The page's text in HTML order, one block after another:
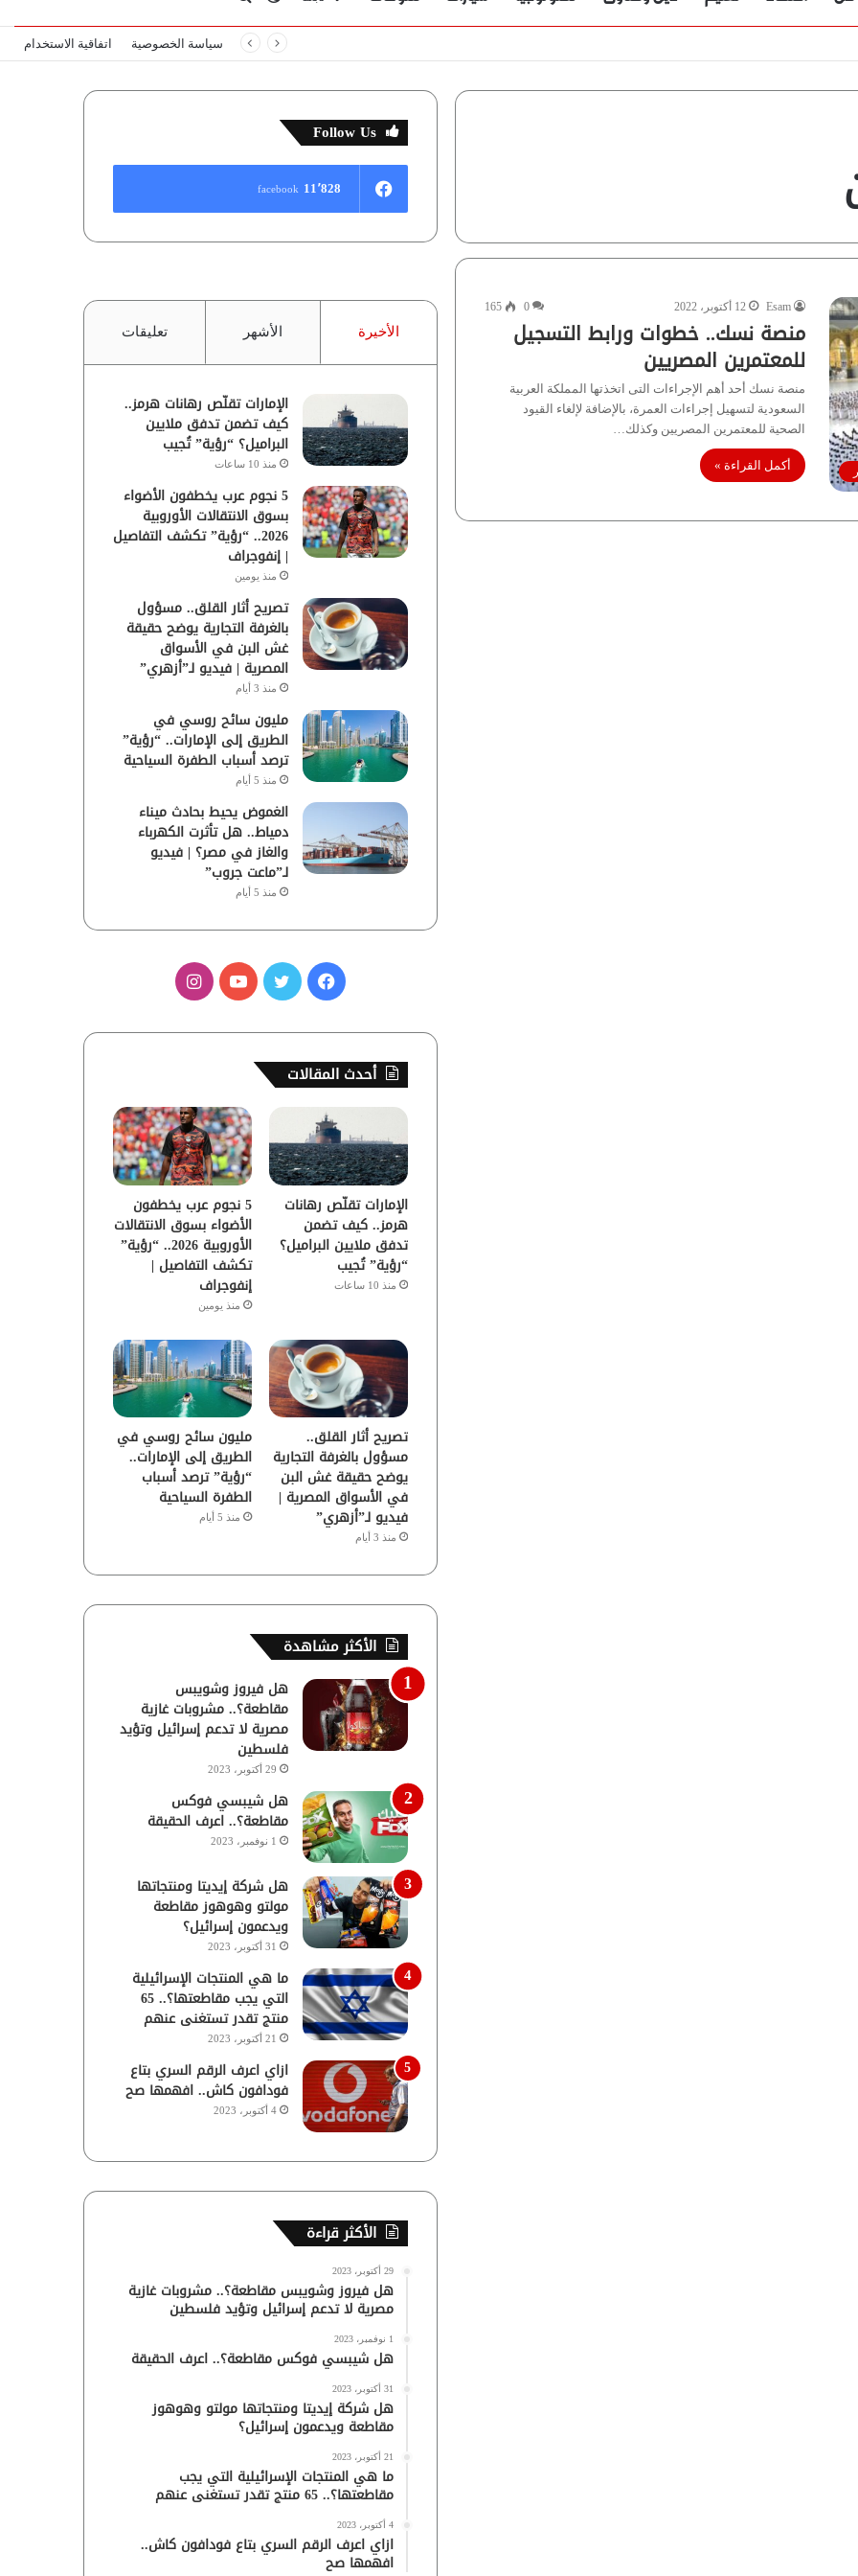
عنالمظلم
سياسة الخصوصية اتفاقية الاستخدام
Esam 12 أكتوبر، 2022 0
165
منصة نسك.. خطوات ورابط التسجيل
للمعتمرين المصريين
منصة نسك أحد أهم الإجراءات التى اتخذتها المملكة العربية
السعودية لتسهيل إجراءات العمرة، بالإضافة لإلغاء القيود
الصحية للمعتمرين المصريين وكذلك…
أكمل القراءة »
Follow Us
11٬828 facebook
الأخيرة الأشهر تعليقات
الإمارات تقلّص رهانات هرمز..
كيف تضمن تدفق ملايين
البراميل؟ “رؤية” تُجيب
منذ 10 ساعات
5 نجوم عرب يخطفون الأضواء
بسوق الانتقالات الأوروبية
2026.. “رؤية” تكشف التفاصيل
| إنفوجراف
منذ يومين
تصريح أثار القلق.. مسؤول
بالغرفة التجارية يوضح حقيقة
غش البن في الأسواق
المصرية | فيديو لـ”أزهري”
منذ 3 أيام
مليون سائح روسي في
الطريق إلى الإمارات.. “رؤية”
ترصد أسباب الطفرة السياحية
منذ 5 أيام
الغموض يحيط بحادث ميناء
دمياط.. هل تأثرت الكهرباء
والغاز في مصر؟ | فيديو
لـ”ماعت جروب”
منذ 5 أيام
ف
س
و
ك
ي
و
ب
ا
ق
ر
ا
م
أحدث المقالات
الإمارات تقلّص رهانات
هرمز.. كيف تضمن
تدفق ملايين البراميل؟
“رؤية” تُجيب
منذ 10 ساعات
5 نجوم عرب يخطفون
الأضواء بسوق الانتقالات
الأوروبية 2026.. “رؤية”
تكشف التفاصيل |
إنفوجراف
منذ يومين
تصريح أثار القلق..
مسؤول بالغرفة التجارية
يوضح حقيقة غش البن
في الأسواق المصرية |
فيديو لـ”أزهري”
منذ 3 أيام
مليون سائح روسي في
الطريق إلى الإمارات..
“رؤية” ترصد أسباب
الطفرة السياحية
منذ 5 أيام
الأكثر مشاهدة
هل فيروز وشويبس
مقاطعة؟.. مشروبات غازية
مصرية لا تدعم إسرائيل وتؤيد
فلسطين
29 أكتوبر، 2023
هل شيبسي فوكس
مقاطعة؟.. اعرف الحقيقة
1 نوفمبر، 2023
هل شركة إيديتا ومنتجاتها
مولتو وهوهوز مقاطعة
ويدعمون إسرائيل؟
31 أكتوبر، 2023
ما هي المنتجات الإسرائيلية
التي يجب مقاطعتها؟.. 65
منتج تقدر تستغنى عنهم
21 أكتوبر، 2023
ازاي اعرف الرقم السري بتاع
فودافون كاش.. افهمها صح
4 أكتوبر، 2023
الأكثر قراءة
29 أكتوبر، 2023
هل فيروز وشويبس مقاطعة؟.. مشروبات غازية
مصرية لا تدعم إسرائيل وتؤيد فلسطين
1 نوفمبر، 2023
هل شيبسي فوكس مقاطعة؟.. اعرف الحقيقة
31 أكتوبر، 2023
هل شركة إيديتا ومنتجاتها مولتو وهوهوز
مقاطعة ويدعمون إسرائيل؟
21 أكتوبر، 2023
ما هي المنتجات الإسرائيلية التي يجب
مقاطعتها؟.. 65 منتج تقدر تستغنى عنهم
4 أكتوبر، 2023
ازاي اعرف الرقم السري بتاع فودافون كاش..
افهمها صح